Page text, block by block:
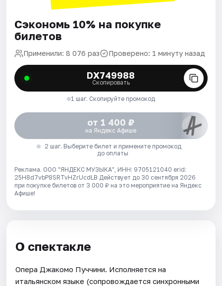
Сэкономь 10% на покупке
билетов
Применили: 8 076 раз Проверено: 1 минуту назад
DX749988
Скопировать
1 шаг. Скопируйте промокод
от 1 400 ₽
на Яндекс Афише
2 шаг. Выберите билет и примените промокод
до оплаты
Реклама. ООО "ЯНДЕКС МУЗЫКА", ИНН: 9705121040 erid:
25H8d7vbP8SRTvHZrUcdLB Действует до 30 сентября 2026
при покупке билетов от 3 000 ₽ на это мероприятие на Яндекс
Афише!
О спектакле
Опера Джакомо Пуччини. Исполняется на
итальянском языке (сопровождается синхронными